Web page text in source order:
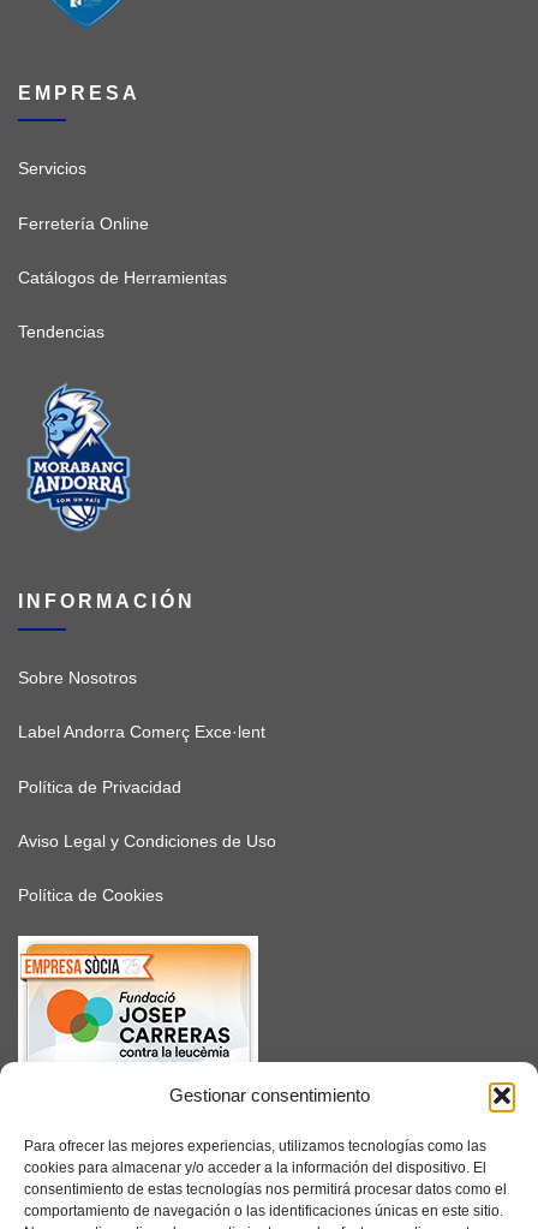
Gestionar consentimiento
Para ofrecer las mejores experiencias, utilizamos tecnologías como las
cookies para almacenar y/o acceder a la información del dispositivo. El
consentimiento de estas tecnologías nos permitirá procesar datos como el
comportamiento de navegación o las identificaciones únicas en este sitio.
EMPRESA
Servicios
Ferretería Online
Catálogos de Herramientas
Tendencias
INFORMACIÓN
Sobre Nosotros
Label Andorra Comerç Exce·lent
Política de Privacidad
Aviso Legal y Condiciones de Uso
Política de Cookies
SUSCRÍBETE